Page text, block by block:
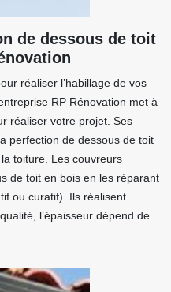
de dessous de toit
réaliser l’habillage de vos
RP Rénovation met à
réaliser votre projet. Ses
perfection de dessous de toit
toiture. Les couvreurs
de toit en bois en les réparant
ou curatif). Ils réalisent
l’épaisseur dépend de